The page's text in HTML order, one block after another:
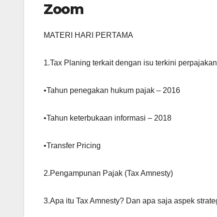
Zoom
MATERI HARI PERTAMA
1.Tax Planing terkait dengan isu terkini perpajakan
•Tahun penegakan hukum pajak – 2016
•Tahun keterbukaan informasi – 2018
•Transfer Pricing
2.Pengampunan Pajak (Tax Amnesty)
3.Apa itu Tax Amnesty? Dan apa saja aspek